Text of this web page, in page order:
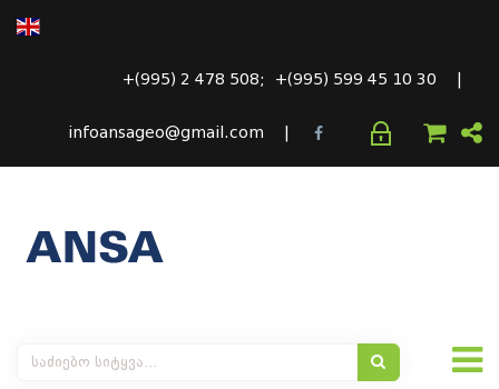
+(995) 2 478 508; +(995) 599 45 10 30 |
infoansageo@gmail.com |